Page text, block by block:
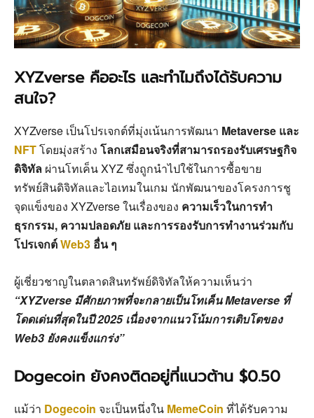
XYZverse คืออะไร และทำไมถึงได้รับความ
สนใจ?
XYZverse เป็นโปรเจกต์ที่มุ่งเน้นการพัฒนา Metaverse และ
NFTโดยมุ่งสร้าง โลกเสมือนจริงที่สามารถรองรับเศรษฐกิจ
ดิจิทัล ผ่านโทเค็น XYZ ซึ่งถูกนำไปใช้ในการซื้อขาย
ทรัพย์สินดิจิทัลและไอเทมในเกม นักพัฒนาของโครงการชู
จุดแข็งของ XYZverse ในเรื่องของ ความเร็วในการทำ
ธุรกรรม, ความปลอดภัย และการรองรับการทำงานร่วมกับ
โปรเจกต์Web3 อื่น ๆ
ผู้เชี่ยวชาญในตลาดสินทรัพย์ดิจิทัลให้ความเห็นว่า
“XYZverse มีศักยภาพที่จะกลายเป็นโทเค็น Metaverse ที่
โดดเด่นที่สุดในปี 2025 เนื่องจากแนวโน้มการเติบโตของ
Web3 ยังคงแข็งแกร่ง”
Dogecoin ยังคงติดอยู่ที่แนวต้าน $0.50
แม้ว่า Dogecoin จะเป็นหนึ่งใน MemeCoin ที่ได้รับความ